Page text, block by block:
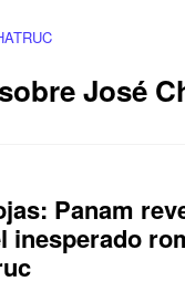
José
Panam
inesperado